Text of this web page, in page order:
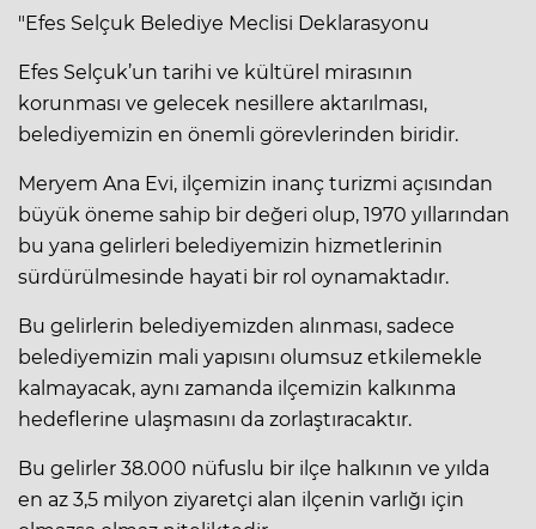
"Efes Selçuk Belediye Meclisi Deklarasyonu
Efes Selçuk’un tarihi ve kültürel mirasının
korunması ve gelecek nesillere aktarılması,
belediyemizin en önemli görevlerinden biridir.
Meryem Ana Evi, ilçemizin inanç turizmi açısından
büyük öneme sahip bir değeri olup, 1970 yıllarından
bu yana gelirleri belediyemizin hizmetlerinin
sürdürülmesinde hayati bir rol oynamaktadır.
Bu gelirlerin belediyemizden alınması, sadece
belediyemizin mali yapısını olumsuz etkilemekle
kalmayacak, aynı zamanda ilçemizin kalkınma
hedeflerine ulaşmasını da zorlaştıracaktır.
Bu gelirler 38.000 nüfuslu bir ilçe halkının ve yılda
en az 3,5 milyon ziyaretçi alan ilçenin varlığı için